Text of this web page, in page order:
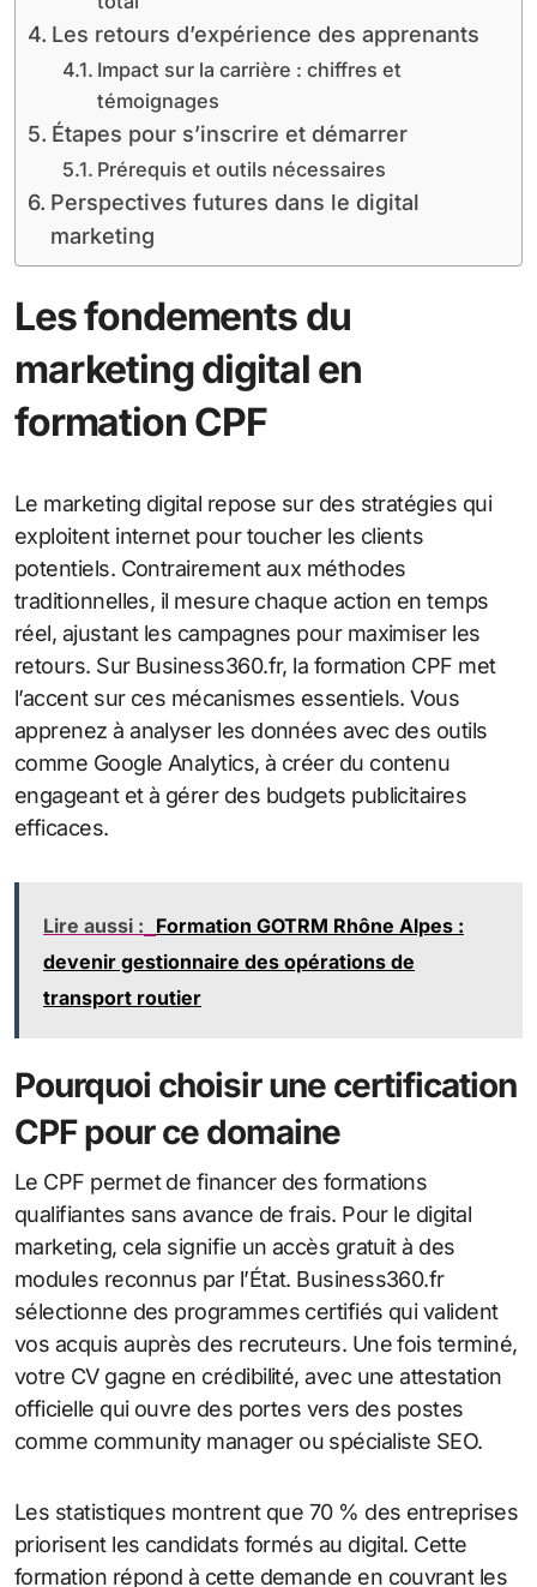
Les retours d’expérience des apprenants
Impact sur la carrière : chiffres et
témoignages
Étapes pour s’inscrire et démarrer
Prérequis et outils nécessaires
Perspectives futures dans le digital
marketing
Les fondements du
marketing digital en
formation CPF
Le marketing digital repose sur des stratégies qui
exploitent internet pour toucher les clients
potentiels. Contrairement aux méthodes
traditionnelles, il mesure chaque action en temps
réel, ajustant les campagnes pour maximiser les
retours. Sur Business360.fr, la formation CPF met
l’accent sur ces mécanismes essentiels. Vous
apprenez à analyser les données avec des outils
comme Google Analytics, à créer du contenu
engageant et à gérer des budgets publicitaires
efficaces.
Lire aussi : Formation GOTRM Rhône Alpes :
devenir gestionnaire des opérations de
transport routier
Pourquoi choisir une certification
CPF pour ce domaine
Le CPF permet de financer des formations
qualifiantes sans avance de frais. Pour le digital
marketing, cela signifie un accès gratuit à des
modules reconnus par l’État. Business360.fr
sélectionne des programmes certifiés qui valident
vos acquis auprès des recruteurs. Une fois terminé,
votre CV gagne en crédibilité, avec une attestation
officielle qui ouvre des portes vers des postes
comme community manager ou spécialiste SEO.
Les statistiques montrent que 70 % des entreprises
priorisent les candidats formés au digital. Cette
formation répond à cette demande en couvrant les